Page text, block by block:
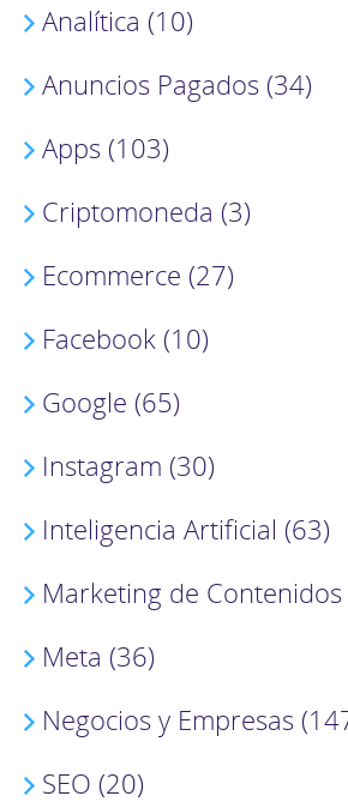
Analítica (10)
Anuncios Pagados (34)
Apps (103)
Criptomoneda (3)
Ecommerce (27)
Facebook (10)
Google (65)
Instagram (30)
Inteligencia Artificial (63)
Marketing de Contenidos
Meta (36)
Negocios y Empresas
SEO (20)